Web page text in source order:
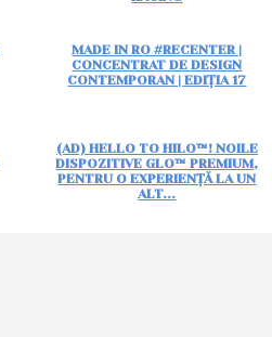
MADE IN RO #RECENTER |
CONCENTRAT DE DESIGN
CONTEMPORAN | EDIȚIA 17
(AD) HELLO TO HILO™! NOILE
DISPOZITIVE GLO™ PREMIUM,
PENTRU O EXPERIENȚĂ LA UN
ALT...